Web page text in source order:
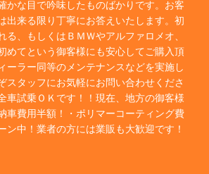
かな目で吟味したものばかりです。お客
出来る限り丁寧にお答えいたします。初
る、もしくはＢＭＷやアルファロメオ、
めてという御客様にも安心してご購入頂
ーラー同等のメンテナンスなどを実施し
スタッフにお気軽にお問い合わせくださ
車試乗ＯＫです！！現在、地方の御客様
車費用半額！・ポリマーコーティング費
ン中！業者の方には業販も大歓迎です！